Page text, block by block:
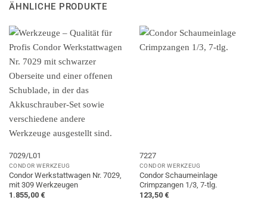
ÄHNLICHE PRODUKTE
7029/L01
CONDOR WERKZEUG
Condor Werkstattwagen Nr. 7029,
mit 309 Werkzeugen
1.855,00 €
7227
CONDOR WERKZEUG
Condor Schaumeinlage
Crimpzangen 1/3, 7-tlg.
123,50 €